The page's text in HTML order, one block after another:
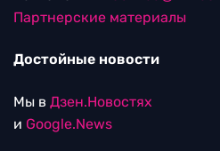
Партнерские материалы
Достойные новости
Мы в Дзен.Новостях
и Google.News